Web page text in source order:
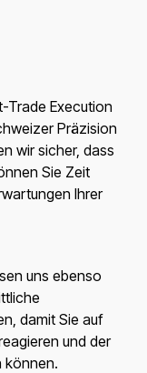
Trade Execution
Präzision
wir sicher, dass
Sie Zeit
Ihrer
uns ebenso
damit Sie auf
und der
können.